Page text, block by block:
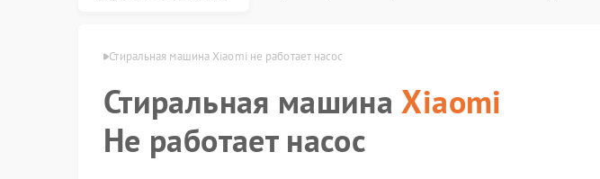
в Екатеринбурге Стиральная машина Xiaomi не работает насос
Стиральная машинаXiaomi
Не работает насос